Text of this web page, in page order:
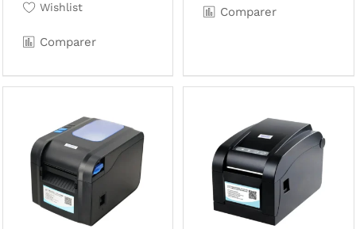
Wishlist
Comparer
Comparer